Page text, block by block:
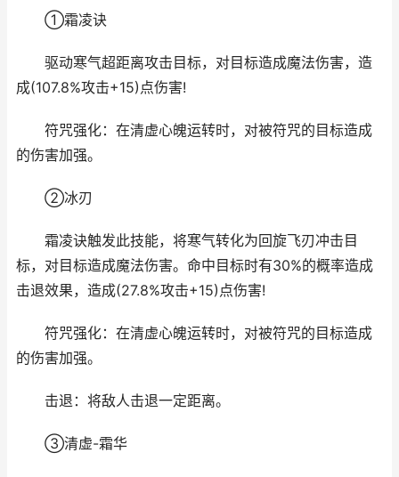
①霜凌诀
驱动寒气超距离攻击目标，对目标造成魔法伤害，造
成(107.8%攻击+15)点伤害!
符咒强化：在清虚心魄运转时，对被符咒的目标造成
的伤害加强。
②冰刃
霜凌诀触发此技能，将寒气转化为回旋飞刃冲击目
标，对目标造成魔法伤害。命中目标时有30%的概率造成
击退效果，造成(27.8%攻击+15)点伤害!
符咒强化：在清虚心魄运转时，对被符咒的目标造成
的伤害加强。
击退：将敌人击退一定距离。
③清虚-霜华